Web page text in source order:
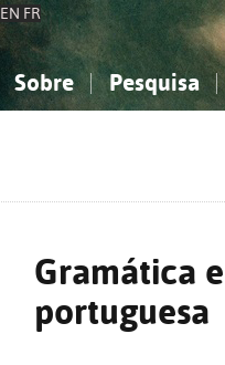
EN FR
Sobre Pesquisa
Gramática
portuguesa